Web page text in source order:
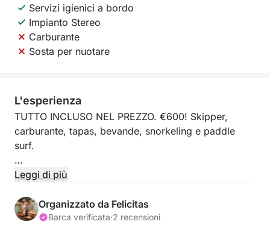
Servizi igienici a bordo
Impianto Stereo
Carburante
Sosta per nuotare
L'esperienza
TUTTO INCLUSO NEL PREZZO. €600! Skipper,
carburante, tapas, bevande, snorkeling e paddle
surf.
Il prezzo dell'esperienza è di €600, di cui €300 da
CARBURANTE) da pagare in contanti a bordo.
Leggi di più
Organizzato da Felicitas
Barca verificata·2 recensioni